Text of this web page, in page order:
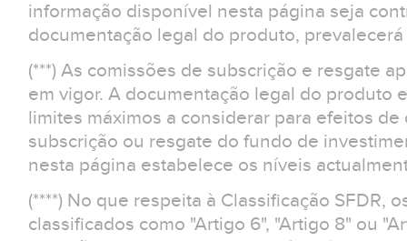
informação disponível nesta página seja
documentação legal do produto,
(***) As comissões de subscrição e resgate
em vigor. A documentação legal do produto
limites máximos a considerar para efeitos
subscrição ou resgate do fundo de
nesta página estabelece os níveis
(****) No que respeita à Classificação SFDR,
classificados como "Artigo 6", "Artigo 8" ou